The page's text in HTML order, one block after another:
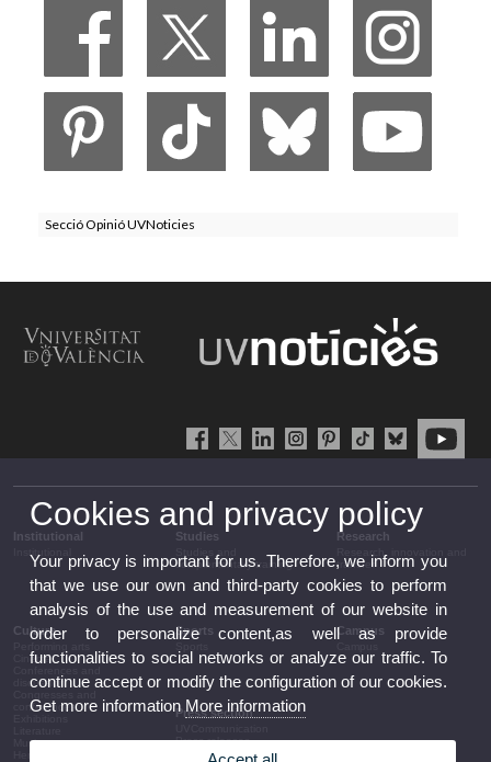
Secció Opinió UVNoticies
Institutional Studies
complementary training
Research
transfer
Culture
Cinema
discussion
conferences
Music
Sports Campus
Press section
Press releases
Government agenda
Cookies and privacy policy
Your privacy is important for us. Therefore, we inform you
that we use our own and third-party cookies to perform
analysis of the use and measurement of our website in
order to personalize content,as well as provide
functionalities to social networks or analyze our traffic. To
continue accept or modify the configuration of our cookies.
Get more information More information